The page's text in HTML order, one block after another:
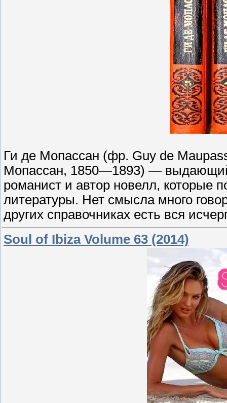
Ги де Мопассан (фр. Guy de
Мопассан, 1850—1893) —
романист и автор новелл, которые
литературы. Нет смысла много
других справочниках есть вся
Soul of Ibiza Volume 63 (2014)